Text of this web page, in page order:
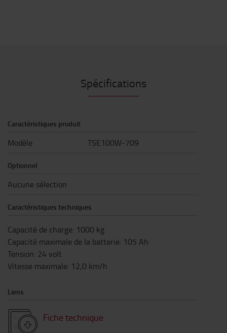
Spécifications
Caractéristiques produit
Modèle TSE100W-709
Optionnel
Aucune sélection
Caractéristiques techniques
Capacité de charge: 1000 kg
Capacité maximale de la batterie: 105 Ah
Tension: 24 volt
Vitesse maximale: 12,0 km/h
Liens
Fiche technique